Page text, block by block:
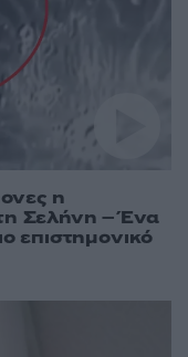
η
Σελήνη – Ένα
επιστημονικό